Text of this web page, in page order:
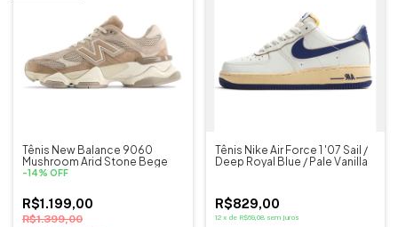
Tênis New Balance 9060
Mushroom Arid Stone Bege
-14% OFF
R$1.199,00
R$1.399,00
Tênis Nike Air Force 1 '07 Sail /
Deep Royal Blue / Pale Vanilla
R$829,00
12 x de R$69,08 sem juros